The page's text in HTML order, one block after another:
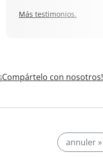
Más testimonios.
¡Compártelo con nosotros!
annuler »